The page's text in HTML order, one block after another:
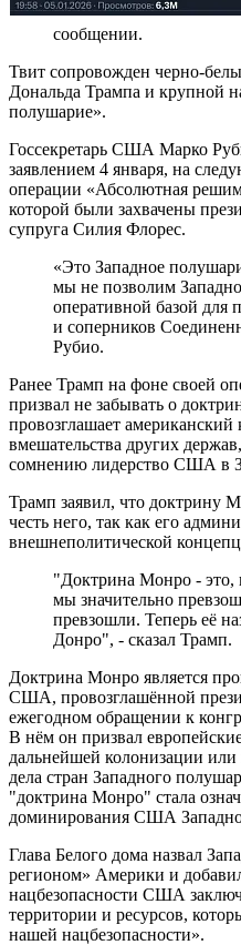
сообщении.
Твит сопровожден черно-
Дональда Трампа и
полушарие».
Госсекретарь США Марко
заявлением 4 января, на
операции «Абсолютная
которой были захвачены
супруга Силия Флорес.
«Это Западное
мы не позволим
оперативной базой для
и соперников
Рубио.
Ранее Трамп на фоне своей
призвал не забывать о
провозглашает
вмешательства других
сомнению лидерство США в
Трамп заявил, что доктрину
честь него, так как его
внешнеполитической
"Доктрина Монро - это,
мы значительно
превзошли. Теперь её
Донро", - сказал Трамп.
Доктрина Монро является
США, провозглашённой
ежегодном обращении к
В нём он призвал
дальнейшей колонизации или
дела стран Западного
"доктрина Монро" стала
доминирования США
Глава Белого дома назвал
регионом» Америки и
нацбезопасности США
территории и ресурсов,
нашей нацбезопасности».